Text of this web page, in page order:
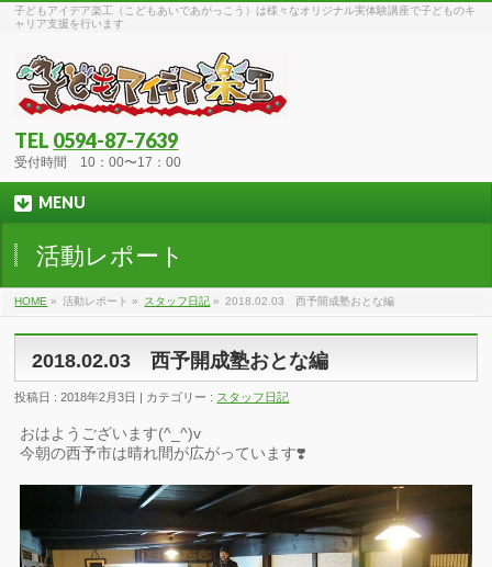
子どもアイデア楽工（こどもあいであがっこう）は様々なオリジナル実体験講座で子どものキ
ャリア支援を行います
TEL 0594-87-7639
受付時間 10：00〜17：00
MENU
活動レポート
HOME » 活動レポート » スタッフ日記 » 2018.02.03 西予開成塾おとな編
2018.02.03 西予開成塾おとな編
投稿日 : 2018年2月3日 | カテゴリー : スタッフ日記
おはようございます(^_^)v
今朝の西予市は晴れ間が広がっています❣️